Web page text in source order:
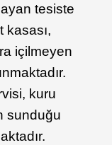
tesiste
kasası,
içilmeyen
kuru
sunduğu